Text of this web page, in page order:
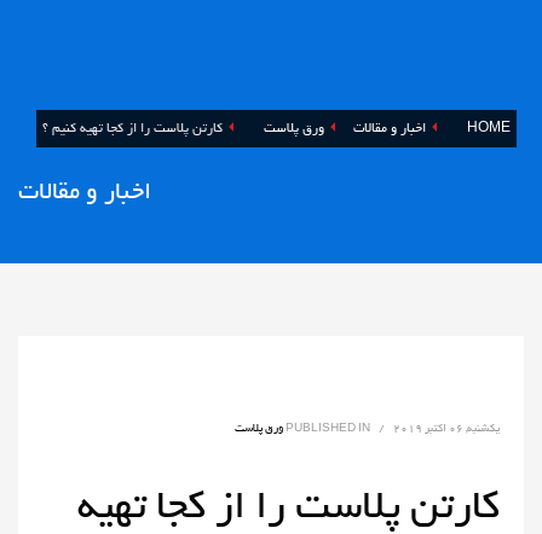
HOME اخبار و مقالات ورق پلاست کارتن پلاست را از کجا تهیه کنیم ؟
اخبار و مقالات
یکشنبه, 06 اکتبر 2019 /
PUBLISHED IN ورق پلاست
کارتن پلاست را از کجا تهیه